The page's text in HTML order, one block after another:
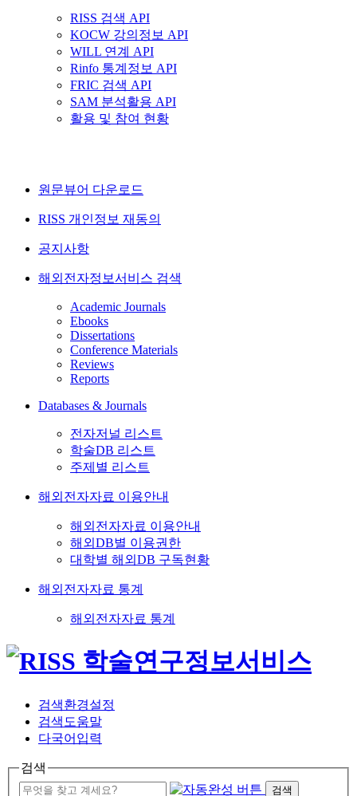
RISS 검색 API
KOCW 강의정보 API
WILL 연계 API
Rinfo 통계정보 API
FRIC 검색 API
SAM 분석활용 API
활용 및 참여 현황
원문뷰어 다운로드
RISS 개인정보 재동의
공지사항
해외전자정보서비스 검색
Academic Journals
Ebooks
Dissertations
Conference Materials
Reviews
Reports
Databases & Journals
전자저널 리스트
학술DB 리스트
주제별 리스트
해외전자자료 이용안내
해외전자자료 이용안내
해외DB별 이용권한
대학별 해외DB 구독현황
해외전자자료 통계
해외전자자료 통계
검색환경설정
검색도움말
다국어입력
검색
검색